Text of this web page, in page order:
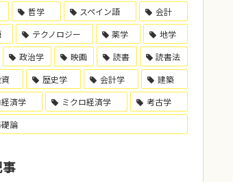
哲学 スペイン語
会計
テクノロジー 薬学
地学
政治学 映画 読書
読書法
歴史学 会計学
建築
済学
ミクロ経済学
考古学
論